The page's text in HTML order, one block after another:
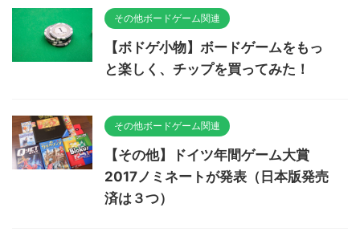
その他ボードゲーム関連
【ボドゲ小物】ボードゲームをもっ
と楽しく、チップを買ってみた！
その他ボードゲーム関連
【その他】ドイツ年間ゲーム大賞
2017ノミネートが発表（日本版発売
済は３つ）